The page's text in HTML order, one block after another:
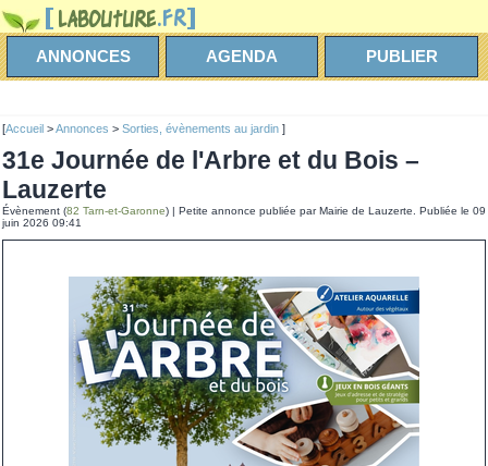
ANNONCES AGENDA PUBLIER
[Accueil >Annonces > Sorties, évènements au jardin ]
31e Journée de l'Arbre et du Bois –
Lauzerte
Évènement (82 Tarn-et-Garonne) | Petite annonce publiée par Mairie de Lauzerte. Publiée le 09
juin 2026 09:41